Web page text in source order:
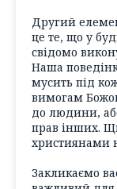
Другий
це те, що у
свідомо
Наша
мусить під
вимогам
до людини,
прав інших.
християнами
Закликаємо